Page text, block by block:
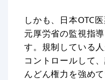
しかも、日本OTC
元厚労省の監視指
す。規制している
コントロールして
んどん権力を強め